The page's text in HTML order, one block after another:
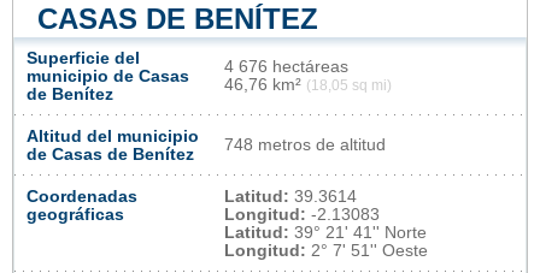
CASAS DE BENÍTEZ
Superficie del
municipio de Casas
de Benítez
4 676 hectáreas
46,76 km² (18,05 sq mi)
Altitud del municipio
de Casas de Benítez
748 metros de altitud
Coordenadas
geográficas
Latitud: 39.3614
Longitud: -2.13083
Latitud: 39° 21' 41'' Norte
Longitud: 2° 7' 51'' Oeste